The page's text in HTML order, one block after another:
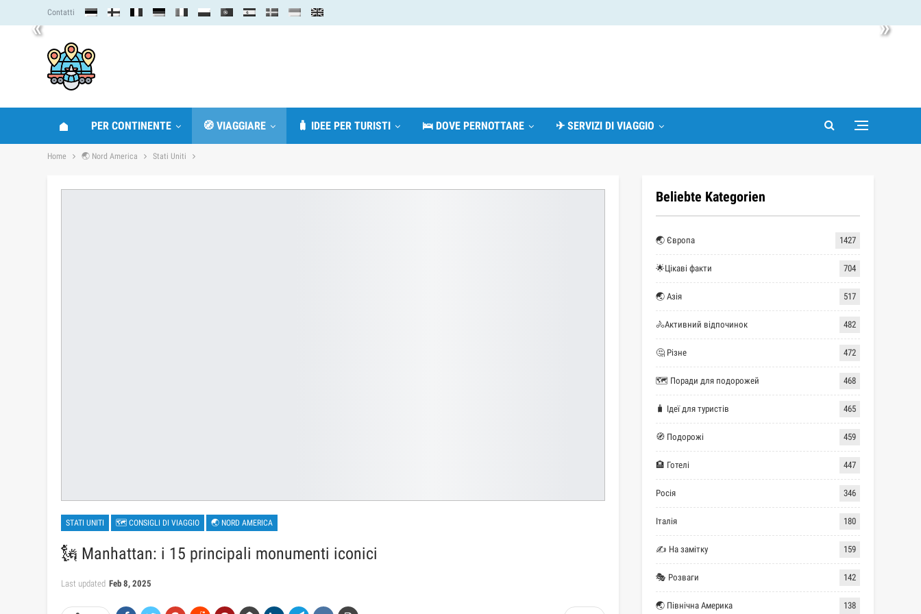
« »
Contatti
PER CONTINENTE 🧭 VIAGGIARE 🧳 IDEE PER TURISTI 🛌 DOVE PERNOTTARE ✈ SERVIZI DI VIAGGIO
Home 🌏 Nord America Stati Uniti
STATI UNITI 🗺 CONSIGLI DI VIAGGIO 🌏 NORD AMERICA
🗽 Manhattan: i 15 principali monumenti iconici
Last updated Feb 8, 2025
Beliebte Kategorien
🌏 Європа 1427
🌟Цікаві факти 704
🌏 Азія 517
🚴Активний відпочинок 482
🤔 Різне 472
🗺 Поради для подорожей 468
🧳 Ідеї для туристів 465
🧭 Подорожі 459
🏨 Готелі 447
Росія 346
Італія 180
✍ На замітку 159
🎭 Розваги 142
🌏 Північна Америка 138